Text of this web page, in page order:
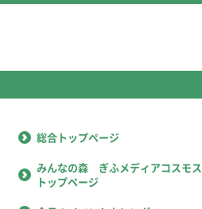
総合トップページ
みんなの森 ぎふメディアコスモス
トップページ